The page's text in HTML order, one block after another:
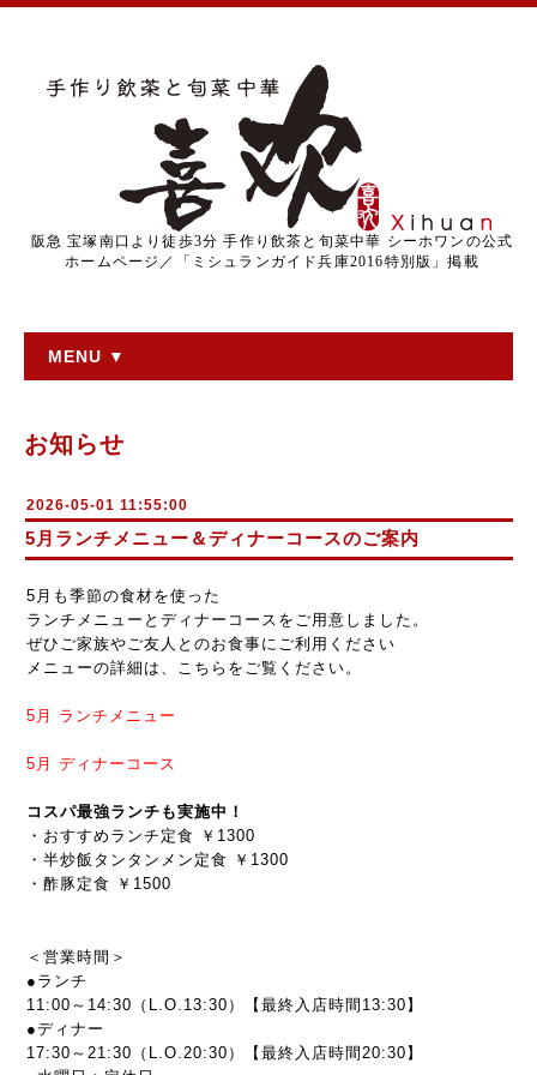
阪急 宝塚南口より徒歩3分 手作り飲茶と旬菜中華 シーホワンの公式
ホームページ／「ミシュランガイド兵庫2016特別版」掲載
MENU ▼
お知らせ
2026-05-01 11:55:00
5月ランチメニュー＆ディナーコースのご案内
5月も季節の食材を使った
ランチメニューとディナーコースをご用意しました。
ぜひご家族やご友人とのお食事にご利用ください
メニューの詳細は、こちらをご覧ください。
5月 ランチメニュー
5月 ディナーコース
コスパ最強ランチも実施中！
・おすすめランチ定食 ￥1300
・半炒飯タンタンメン定食 ￥1300
・酢豚定食 ￥1500
＜営業時間＞
●ランチ
11:00～14:30（L.O.13:30）【最終入店時間13:30】
●ディナー
17:30～21:30 （L.O.20:30）【最終入店時間20:30】